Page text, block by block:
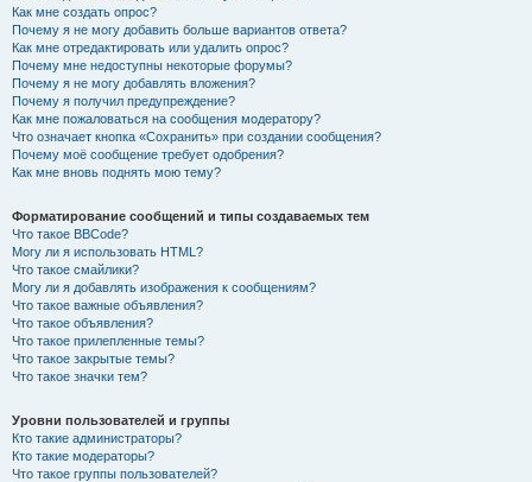
Как мне создать опрос?
Почему я не могу добавить больше вариантов ответа?
Как мне отредактировать или удалить опрос?
Почему мне недоступны некоторые форумы?
Почему я не могу добавлять вложения?
Почему я получил предупреждение?
Как мне пожаловаться на сообщения модератору?
Что означает кнопка «Сохранить» при создании сообщения?
Почему моё сообщение требует одобрения?
Как мне вновь поднять мою тему?
Форматирование сообщений и типы создаваемых тем
Что такое BBCode?
Могу ли я использовать HTML?
Что такое смайлики?
Могу ли я добавлять изображения к сообщениям?
Что такое важные объявления?
Что такое объявления?
Что такое прилепленные темы?
Что такое закрытые темы?
Что такое значки тем?
Уровни пользователей и группы
Кто такие администраторы?
Кто такие модераторы?
Что такое группы пользователей?